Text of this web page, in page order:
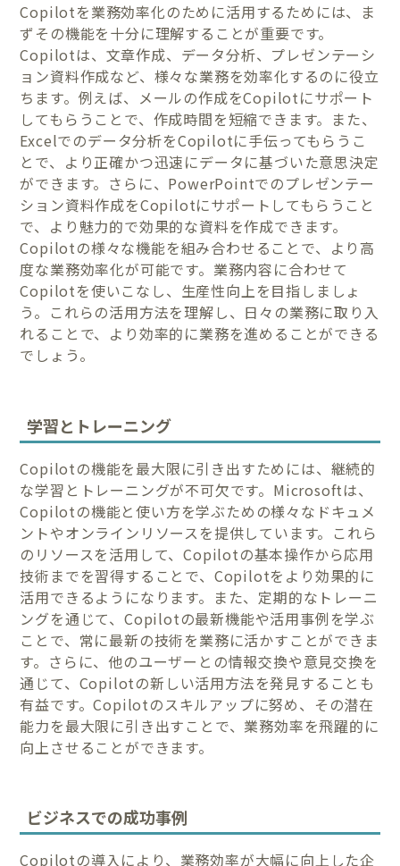
Copilotを業務効率化のために活用するためには、ま
ずその機能を十分に理解することが重要です。
Copilotは、文章作成、データ分析、プレゼンテーシ
ョン資料作成など、様々な業務を効率化するのに役立
ちます。例えば、メールの作成をCopilotにサポート
してもらうことで、作成時間を短縮できます。また、
Excelでのデータ分析をCopilotに手伝ってもらうこ
とで、より正確かつ迅速にデータに基づいた意思決定
ができます。さらに、PowerPointでのプレゼンテー
ション資料作成をCopilotにサポートしてもらうこと
で、より魅力的で効果的な資料を作成できます。
Copilotの様々な機能を組み合わせることで、より高
度な業務効率化が可能です。業務内容に合わせて
Copilotを使いこなし、生産性向上を目指しましょ
う。これらの活用方法を理解し、日々の業務に取り入
れることで、より効率的に業務を進めることができる
でしょう。
学習とトレーニング
Copilotの機能を最大限に引き出すためには、継続的
な学習とトレーニングが不可欠です。Microsoftは、
Copilotの機能と使い方を学ぶための様々なドキュメ
ントやオンラインリソースを提供しています。これら
のリソースを活用して、Copilotの基本操作から応用
技術までを習得することで、Copilotをより効果的に
活用できるようになります。また、定期的なトレーニ
ングを通じて、Copilotの最新機能や活用事例を学ぶ
ことで、常に最新の技術を業務に活かすことができま
す。さらに、他のユーザーとの情報交換や意見交換を
通じて、Copilotの新しい活用方法を発見することも
有益です。Copilotのスキルアップに努め、その潜在
能力を最大限に引き出すことで、業務効率を飛躍的に
向上させることができます。
ビジネスでの成功事例
Copilotの導入により、業務効率が大幅に向上した企